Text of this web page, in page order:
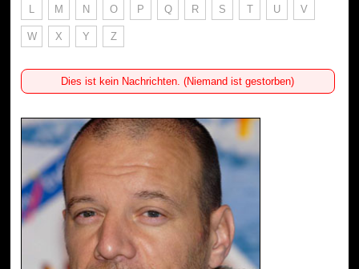
L M N O P Q R S T U V
W X Y Z
Dies ist kein Nachrichten. (Niemand ist gestorben)